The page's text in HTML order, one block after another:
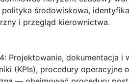
polityka środowiskowa,
i przegląd kierownictwa.
Projektowanie, dokumentacja i
(KPIs), procedury operacyjne